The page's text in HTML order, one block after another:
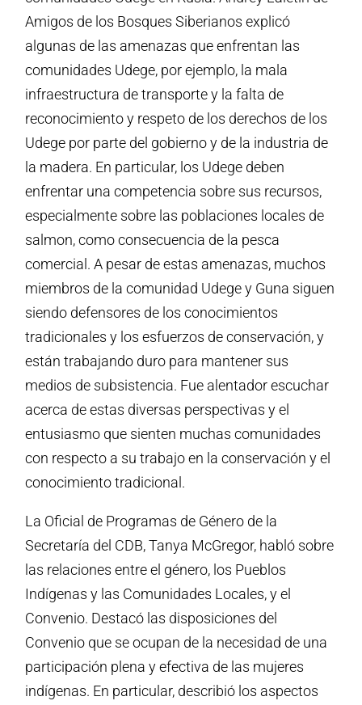
Amigos de los Bosques Siberianos explicó
algunas de las amenazas que enfrentan las
comunidades Udege, por ejemplo, la mala
infraestructura de transporte y la falta de
reconocimiento y respeto de los derechos de los
Udege por parte del gobierno y de la industria de
la madera. En particular, los Udege deben
enfrentar una competencia sobre sus recursos,
especialmente sobre las poblaciones locales de
salmon, como consecuencia de la pesca
comercial. A pesar de estas amenazas, muchos
miembros de la comunidad Udege y Guna siguen
siendo defensores de los conocimientos
tradicionales y los esfuerzos de conservación, y
están trabajando duro para mantener sus
medios de subsistencia. Fue alentador escuchar
acerca de estas diversas perspectivas y el
entusiasmo que sienten muchas comunidades
con respecto a su trabajo en la conservación y el
conocimiento tradicional.
La Oficial de Programas de Género de la
Secretaría del CDB, Tanya McGregor, habló sobre
las relaciones entre el género, los Pueblos
Indígenas y las Comunidades Locales, y el
Convenio. Destacó las disposiciones del
Convenio que se ocupan de la necesidad de una
participación plena y efectiva de las mujeres
indígenas. En particular, describió los aspectos